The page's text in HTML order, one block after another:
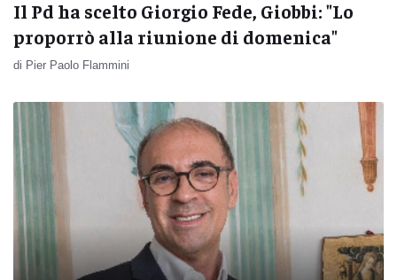
Il Pd ha scelto Giorgio Fede, Giobbi: "Lo
proporrò alla riunione di domenica"
di Pier Paolo Flammini